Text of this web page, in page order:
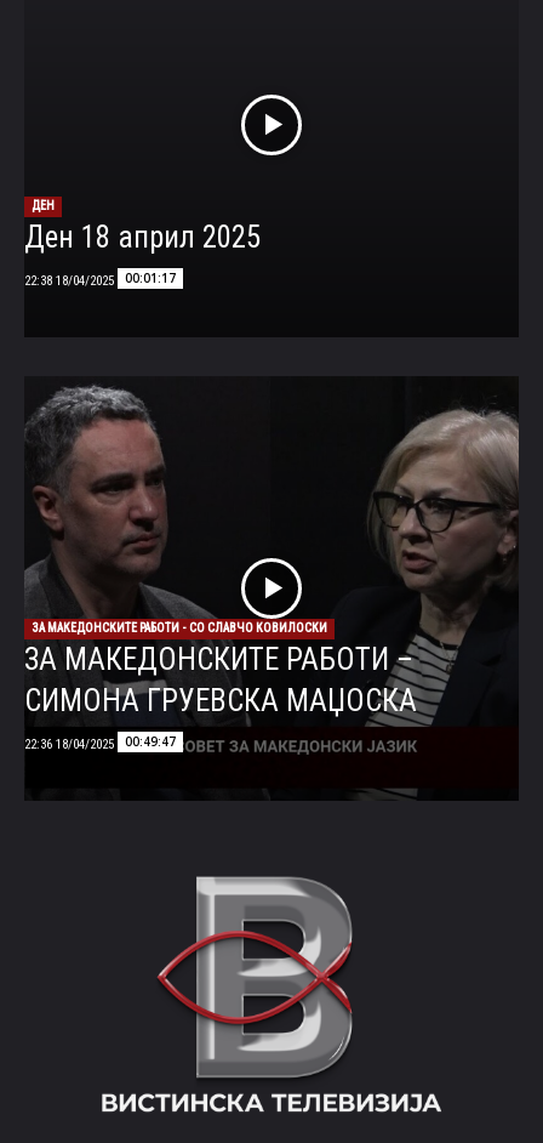
ДЕН
Ден 18 април 2025
00:01:17
18/04/2025 22:38
ЗА МАКЕДОНСКИТЕ РАБОТИ - СО СЛАВЧО КОВИЛОСКИ
ЗА МАКЕДОНСКИТЕ РАБОТИ –
СИМОНА ГРУЕВСКА МАЏОСКА
00:49:47
18/04/2025 22:36